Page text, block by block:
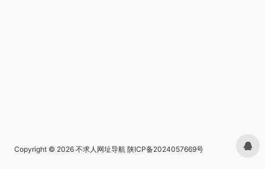
Copyright © 2026 不求人网址导航 陕ICP备2024057669号